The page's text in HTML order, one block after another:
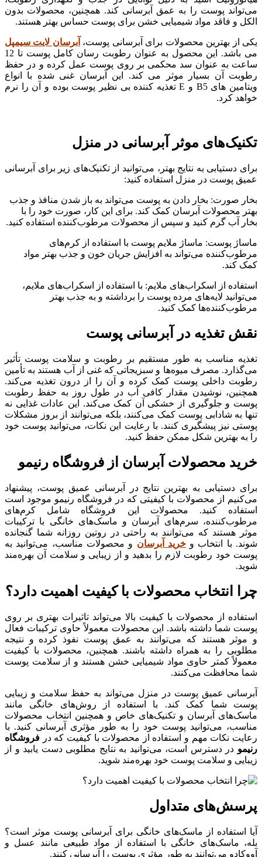
می‌تواند پوست را به عمق آبرسانی کند. همچنین، محصولات بدون
الکل و فاقد مواد شیمیایی خشن برای پوست حساس بهتر هستند.
یکی از بهترین محصولات برای آبرسانی پوست، آبرسان لایت سیمپل
می باشد. این محصول به عنوان رطوبت رسان کامل پوست تا 12
ساعت به عنوان سد محکمی بر روی پوست عمل کرده و در حفظ
رطوبت آن بسیار موثر می کند. این آبرسان غنی شده با انواع
ویتامین های B5 و E تغذیه کننده بی نظیر پوست بوده و آن را نرم
خواهد کرد.
تکنیک‌های موثر آبرسانی در منزل
برای دستیابی به نتایج بهتر، می‌توانید از تکنیک‌های زیر برای آبرسانی
عمیق پوست در منزل استفاده کنید:
بخار صورت: بخار دادن به پوست می‌تواند به باز شدن منافذ و جذب
بهتر محصولات آبرسان کمک کند. برای این کار، صورت خود را با
بخار آب گرم کنید و سپس از محصولات مرطوب‌کننده استفاده کنید.
ماساژ پوست: ماساژ ملایم پوست با استفاده از کرم‌های
مرطوب‌کننده می‌تواند به افزایش جریان خون و جذب بهتر مواد
کمک کند.
استفاده از اسکراب‌های ملایم: با استفاده از اسکراب‌های ملایم،
می‌توانید لایه‌های مرده پوست را برداشته و به جذب بهتر
مرطوب‌کننده‌ها کمک کنید.
نقش تغذیه در آبرسانی پوست
تغذیه مناسب به طور مستقیم بر رطوبت و سلامت پوست تأثیر
می‌گذارد. مصرف میوه‌ها و سبزیجاتی که غنی از آب هستند به تأمین
رطوبت داخلی پوست کمک کرده و آن را از درون تغذیه می‌کند.
همچنین، نوشیدن مقدار کافی آب در طول روز به حفظ رطوبت
پوست و جلوگیری از خشکی آن کمک می‌کند. این عادات غذایی نه
تنها به شادابی پوست کمک می‌کنند، بلکه می‌توانند از بروز مشکلات
پوستی نیز پیشگیری کنند. با رعایت این نکات، می‌توانید پوست خود
را به بهترین شکل ممکن حفظ کنید.
خرید محصولات آبرسان از فروشگاه رنیمو
برای دستیابی به بهترین نتایج در آبرسانی عمیق پوست، پیشنهاد
می‌کنیم از محصولات با کیفیتی که در فروشگاه رنیمو موجود است
استفاده کنید. محصولات این فروشگاه شامل کرم‌های
مرطوب‌کننده، سرم‌های آبرسان و ماسک‌های خانگی با ترکیبات
موثر هستند که می‌توانند به راحتی در روتین روزانه شما گنجانده
شوند. با انتخاب وخرید آبرسان و محصولات مناسب، می‌توانید به
پوست خود رطوبت لازم را بدهید و از زیبایی و سلامت آن بهره‌مند
شوید.
چرا انتخاب محصولات با کیفیت اهمیت دارد؟
استفاده از محصولات با کیفیت بالا می‌تواند تاثیرات بهتری بر روی
پوست شما داشته باشد. این محصولات معمولاً حاوی ترکیبات فعال
و موثر هستند که می‌توانند به عمق پوست نفوذ کرده و نتیجه
مطلوبی را به همراه داشته باشند. همچنین، محصولات با کیفیت
معمولاً کمتر حاوی مواد شیمیایی خشن هستند و از سلامت پوست
شما محافظت می‌کنند.
آبرسانی عمیق پوست در منزل می‌تواند به حفظ سلامت و زیبایی
پوست شما کمک کند. با استفاده از روش‌های خانگی مانند
ماسک‌های آبرسان و تکنیک‌های خاص و همچنین انتخاب محصولات
مناسب، می‌توانید پوست خود را به طور مؤثری آبرسانی کنید. با
رعایت نکات مهم و استفاده از محصولات با کیفیت که در فروشگاه
رنیمو در دسترس است، می‌توانید به نتایج مطلوبی دست یابید و از
زیبایی و سلامت پوست خود بهره‌مند شوید.
پرسش‌های متداول
آیا استفاده از ماسک‌های خانگی برای آبرسانی پوست موثر است؟
بله، ماسک‌های خانگی با استفاده از مواد طبیعی مانند عسل و
آووکادو می‌توانند به طور مؤثری پوست را آبرسانی کنند.